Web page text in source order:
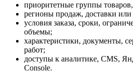
приоритетные группы
регионы продаж, доставки
условия заказа, сроки,
объемы;
характеристики, документы,
работ;
доступы к аналитике, CMS,
Console.